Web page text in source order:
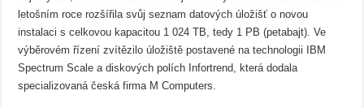
letošním roce rozšířila svůj seznam datových úložišť o novou
instalaci s celkovou kapacitou 1 024 TB, tedy 1 PB (petabajt). Ve
výběrovém řízení zvítězilo úložiště postavené na technologii IBM
Spectrum Scale a diskových polích Infortrend, která dodala
specializovaná česká firma M Computers.